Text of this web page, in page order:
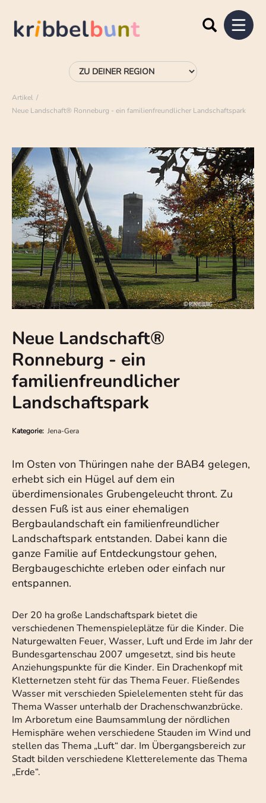
Artikel
Neue Landschaft® Ronneburg - ein familienfreundlicher Landschaftspark
Neue Landschaft®
Ronneburg - ein
familienfreundlicher
Landschaftspark
Kategorie: Jena-Gera
Im Osten von Thüringen nahe der BAB4 gelegen,
erhebt sich ein Hügel auf dem ein
überdimensionales Grubengeleucht thront. Zu
dessen Fuß ist aus einer ehemaligen
Bergbaulandschaft ein familienfreundlicher
Landschaftspark entstanden. Dabei kann die
ganze Familie auf Entdeckungstour gehen,
Bergbaugeschichte erleben oder einfach nur
entspannen.
Der 20 ha große Landschaftspark bietet die
verschiedenen Themenspieleplätze für die Kinder. Die
Naturgewalten Feuer, Wasser, Luft und Erde im Jahr der
Bundesgartenschau 2007 umgesetzt, sind bis heute
Anziehungspunkte für die Kinder. Ein Drachenkopf mit
Kletternetzen steht für das Thema Feuer. Fließendes
Wasser mit verschieden Spielelementen steht für das
Thema Wasser unterhalb der Drachenschwanzbrücke.
Im Arboretum eine Baumsammlung der nördlichen
Hemisphäre wehen verschiedene Stauden im Wind und
stellen das Thema „Luft“ dar. Im Übergangsbereich zur
Stadt bilden verschiedene Kletterelemente das Thema
„Erde“.